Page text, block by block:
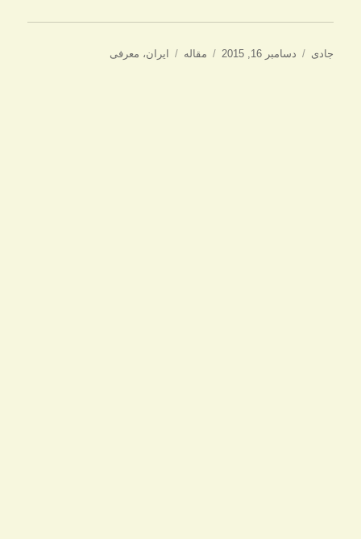
نویسنده
جادی
ارسال
دسامبر 16, 2015 دسته‌ها
مقاله برچسب‌ها
ایران، معرفی